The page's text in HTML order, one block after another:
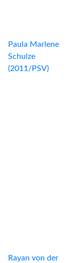
Paula Marlene
Schulze
(2011/PSV)
Rayan von der